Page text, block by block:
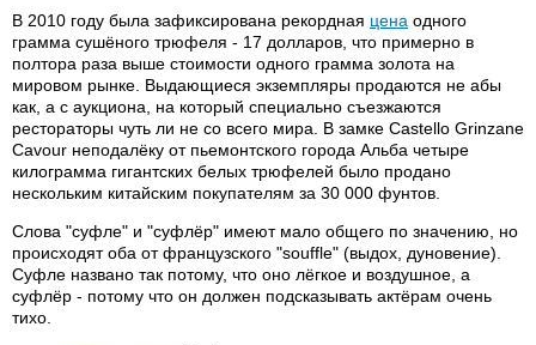
В 2010 году была зафиксирована рекордная цена одного
грамма сушёного трюфеля - 17 долларов, что примерно в
полтора раза выше стоимости одного грамма золота на
мировом рынке. Выдающиеся экземпляры продаются не абы
как, а с аукциона, на который специально съезжаются
рестораторы чуть ли не со всего мира. В замке Castello Grinzane
Cavour неподалёку от пьемонтского города Альба четыре
килограмма гигантских белых трюфелей было продано
нескольким китайским покупателям за 30 000 фунтов.
Слова "суфле" и "суфлёр" имеют мало общего по значению, но
происходят оба от французского "souffle" (выдох, дуновение).
Суфле названо так потому, что оно лёгкое и воздушное, а
суфлёр - потому что он должен подсказывать актёрам очень
тихо.